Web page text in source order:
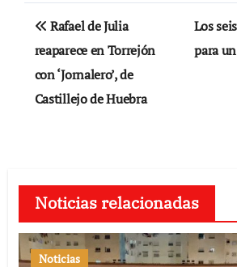
Navegación
de
entradas
Rafael de Julia
reaparece en Torrejón
con ‘Jornalero’, de
Castillejo de Huebra
Los
para
Noticias relacionadas
Noticias